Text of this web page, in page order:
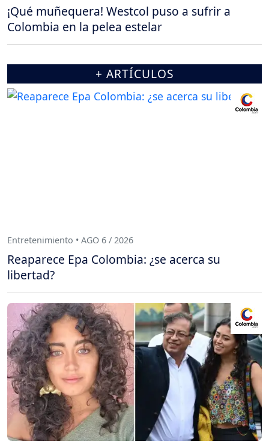
¡Qué muñequera! Westcol puso a sufrir a
Colombia en la pelea estelar
+ ARTÍCULOS
Entretenimiento • AGO 6 / 2026
Reaparece Epa Colombia: ¿se acerca su
libertad?